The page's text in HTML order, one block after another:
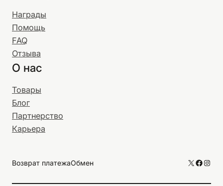
Награды
Помощь
FAQ
Отзыва
О нас
Товары
Блог
Партнерство
Карьера
Возврат платежаОбмен X